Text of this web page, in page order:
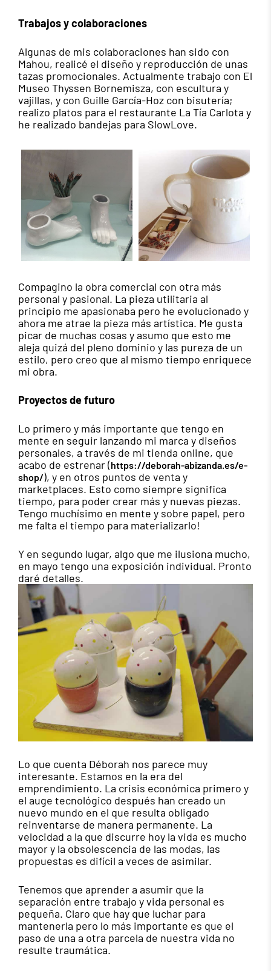
Trabajos y colaboraciones
Algunas de mis colaboraciones han sido con
Mahou, realicé el diseño y reproducción de unas
tazas promocionales. Actualmente trabajo con El
Museo Thyssen Bornemisza, con escultura y
vajillas, y con Guille García-Hoz con bisutería;
realizo platos para el restaurante La Tía Carlota y
he realizado bandejas para SlowLove.
Compagino la obra comercial con otra más
personal y pasional. La pieza utilitaria al
principio me apasionaba pero he evolucionado y
ahora me atrae la pieza más artística. Me gusta
picar de muchas cosas y asumo que esto me
aleja quizá del pleno dominio y las pureza de un
estilo, pero creo que al mismo tiempo enriquece
mi obra.
Proyectos de futuro
Lo primero y más importante que tengo en
mente en seguir lanzando mi marca y diseños
personales, a través de mi tienda online, que
acabo de estrenar (https://deborah-abizanda.es/e-
shop/), y en otros puntos de venta y
marketplaces. Esto como siempre significa
tiempo, para poder crear más y nuevas piezas.
Tengo muchísimo en mente y sobre papel, pero
me falta el tiempo para materializarlo!
Y en segundo lugar, algo que me ilusiona mucho,
en mayo tengo una exposición individual. Pronto
daré detalles.
Lo que cuenta Déborah nos parece muy
interesante. Estamos en la era del
emprendimiento. La crisis económica primero y
el auge tecnológico después han creado un
nuevo mundo en el que resulta obligado
reinventarse de manera permanente. La
velocidad a la que discurre hoy la vida es mucho
mayor y la obsolescencia de las modas, las
propuestas es difícil a veces de asimilar.
Tenemos que aprender a asumir que la
separación entre trabajo y vida personal es
pequeña. Claro que hay que luchar para
mantenerla pero lo más importante es que el
paso de una a otra parcela de nuestra vida no
resulte traumática.